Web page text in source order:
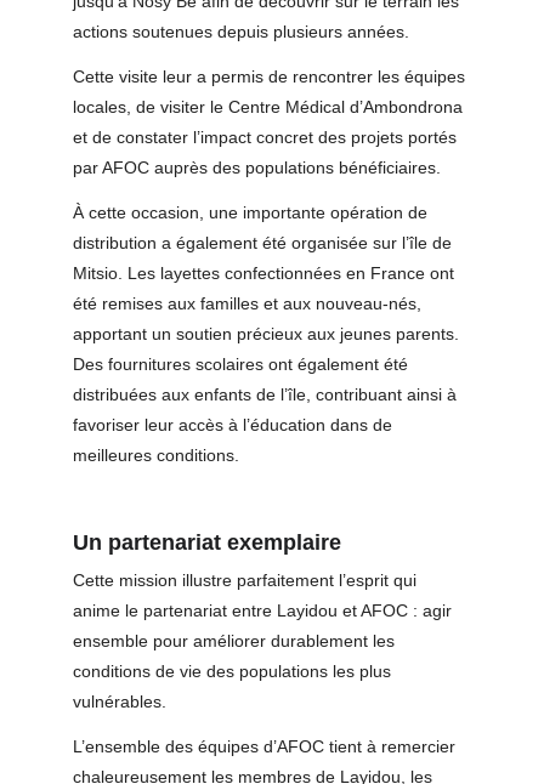
actions soutenues depuis plusieurs années.
Cette visite leur a permis de rencontrer les équipes
locales, de visiter le Centre Médical d’Ambondrona
et de constater l’impact concret des projets portés
par AFOC auprès des populations bénéficiaires.
À cette occasion, une importante opération de
distribution a également été organisée sur l’île de
Mitsio. Les layettes confectionnées en France ont
été remises aux familles et aux nouveau-nés,
apportant un soutien précieux aux jeunes parents.
Des fournitures scolaires ont également été
distribuées aux enfants de l’île, contribuant ainsi à
favoriser leur accès à l’éducation dans de
meilleures conditions.
Un partenariat exemplaire
Cette mission illustre parfaitement l’esprit qui
anime le partenariat entre Layidou et AFOC : agir
ensemble pour améliorer durablement les
conditions de vie des populations les plus
vulnérables.
L’ensemble des équipes d’AFOC tient à remercier
chaleureusement les membres de Layidou, les